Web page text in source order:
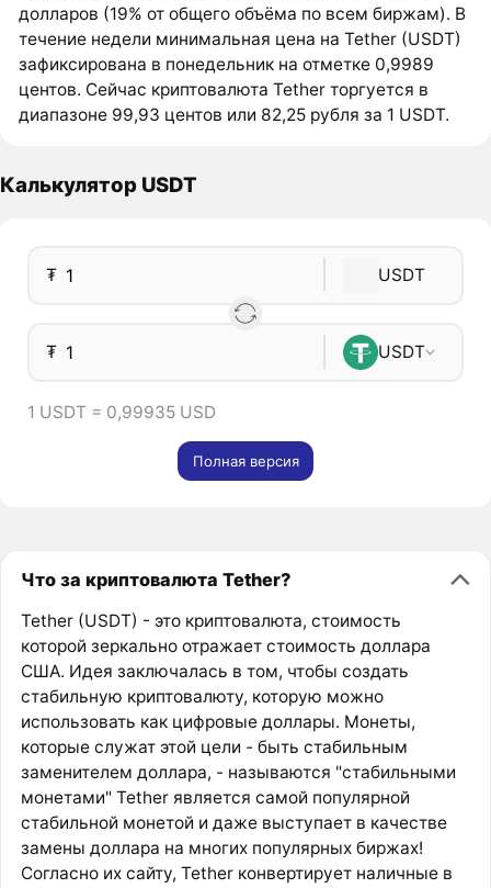
долларов (19% от общего объёма по всем биржам). В
течение недели минимальная цена на Tether (USDT)
зафиксирована в понедельник на отметке 0,9989
центов. Сейчас криптовалюта Tether торгуется в
диапазоне 99,93 центов или 82,25 рубля за 1 USDT.
Калькулятор USDT
₮ USDT
₮ USDT
1 USDT = 0,99935 USD
Полная версия
Что за криптовалюта Tether?
Tether (USDT) - это криптовалюта, стоимость
которой зеркально отражает стоимость доллара
США. Идея заключалась в том, чтобы создать
стабильную криптовалюту, которую можно
использовать как цифровые доллары. Монеты,
которые служат этой цели - быть стабильным
заменителем доллара, - называются "стабильными
монетами" Tether является самой популярной
стабильной монетой и даже выступает в качестве
замены доллара на многих популярных биржах!
Согласно их сайту, Tether конвертирует наличные в